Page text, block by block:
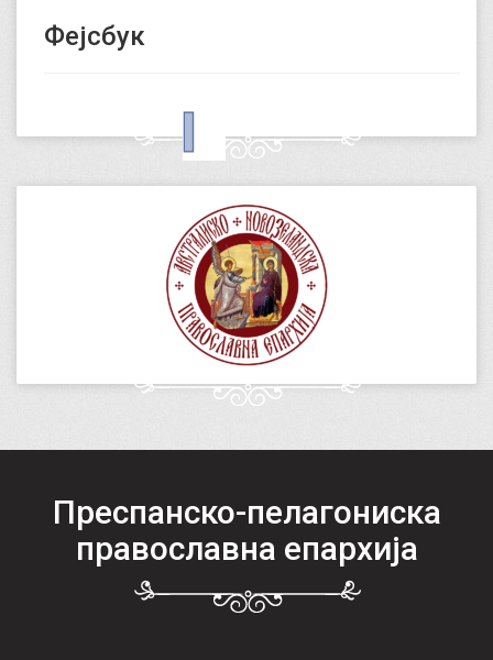
Фејсбук
Преспанско-пелагониска
православна епархија